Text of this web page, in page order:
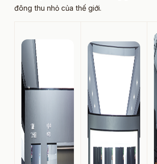
đông thu nhỏ của thế giới.